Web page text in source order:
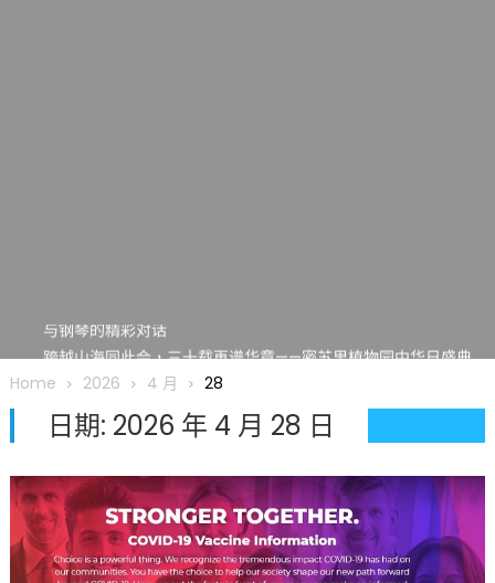
与钢琴的精彩对话
跨越山海同此会，三十载再谱华章——密苏里植物园中华日盛典
圆满举行
圣路易龙舟俱乐部5月16日龙舟体验日 邀请各界亲身体验划行乐
趣 + 水上竞速魅力
执掌密苏里植物园近四十年 致力推动全球植物多样性研究与中美
合作 Peter Raven 博士逝世 享年89岁
一晃三十年，初夏又相逢。中华日，等你来赴约 —— 密苏里植物
园“中华日三十周年特别报道（五）
Home 2026 4 月 28
日期: 2026 年 4 月 28 日